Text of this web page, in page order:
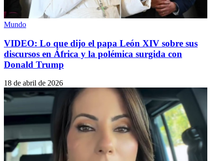
Mundo
VIDEO: Lo que dijo el papa León XIV sobre sus
discursos en África y la polémica surgida con
Donald Trump
18 de abril de 2026